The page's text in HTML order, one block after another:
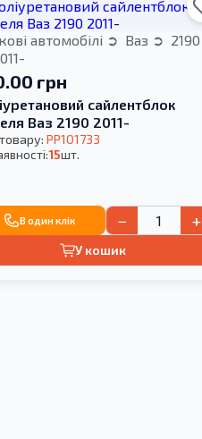
автомобілі Ваз
2190
грн
сайлентблок
Ваз 2190 2011-
PP101733
15шт.
В один клік − +
У кошик